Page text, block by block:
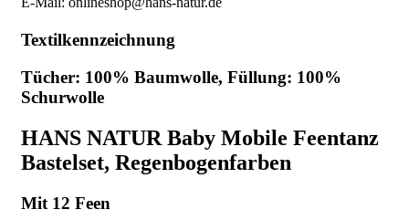
Textilkennzeichnung
Tücher: 100% Baumwolle, Füllung: 100%
Schurwolle
HANS NATUR Baby Mobile Feentanz
Bastelset, Regenbogenfarben
Mit 12 Feen